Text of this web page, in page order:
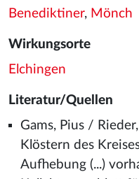
Benediktiner, Mönch
Wirkungsorte
Elchingen
Literatur/Quellen
Gams, Pius /
Klöstern des
Aufhebung (...)